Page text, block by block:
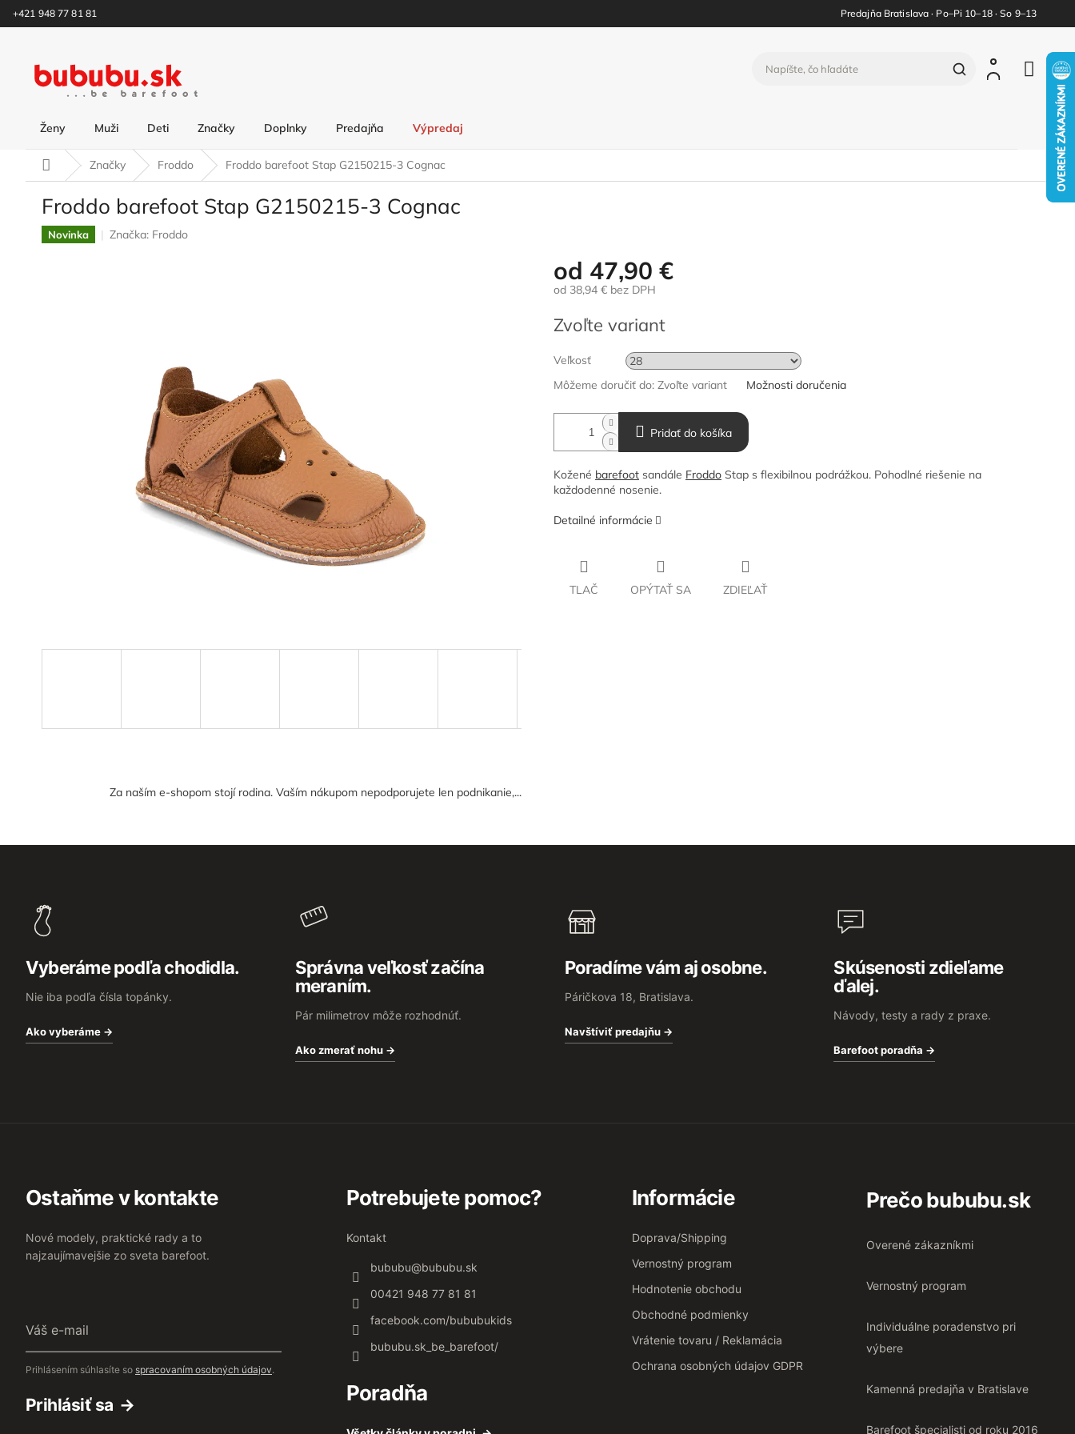
Prejsť+421 948 77 81 81 Predajňa Bratislava · Po–Pi 10–18 · So 9–13
Ženy Muži Deti Značky Doplnky Predajňa Výpredaj
DomovZnačky Froddo Froddo barefoot Stap G2150215-3 Cognac
Froddo barefoot Stap G2150215-3 Cognac
Novinka Značka: Froddo
od 47,90 €
od 38,94 € bez DPH
cena:
Zvoľte variant
Veľkosť
Môžeme doručiť do: Zvoľte variant Možnosti doručenia
Pridať do košíka
Kožené barefoot sandále Froddo Stap s flexibilnou podrážkou. Pohodlné riešenie na
každodenné nosenie.
Detailné informácie
TLAČ OPÝTAŤ SA ZDIEĽAŤ
Za naším e-shopom stojí rodina. Vaším nákupom nepodporujete len podnikanie,...
Vyberáme podľa chodidla.
Nie iba podľa čísla topánky.
Ako vyberáme →
Správna veľkosť začína
meraním.
Pár milimetrov môže rozhodnúť.
Ako zmerať nohu →
Poradíme vám aj osobne.
Páričkova 18, Bratislava.
Navštíviť predajňu →
Skúsenosti zdieľame
ďalej.
Návody, testy a rady z praxe.
Barefoot poradňa →
Ostaňme v kontakte
Nové modely, praktické rady a to
najzaujímavejšie zo sveta barefoot.
e-
Prihlásením súhlasíte so spracovaním osobných údajov.
Prihlásiť sa
Potrebujete pomoc?
Kontakt
bububu@bububu.sk
00421 948 77 81 81
facebook.com/bububukids
bububu.sk_be_barefoot/
Poradňa
Informácie
Doprava/Shipping
Vernostný program
Hodnotenie obchodu
Obchodné podmienky
Vrátenie tovaru / Reklamácia
Ochrana osobných údajov GDPR
Prečo bububu.sk
Overené zákazníkmi
Vernostný program
Individuálne poradenstvo pri
výbere
Kamenná predajňa v Bratislave
Barefoot špecialisti od roku 2016